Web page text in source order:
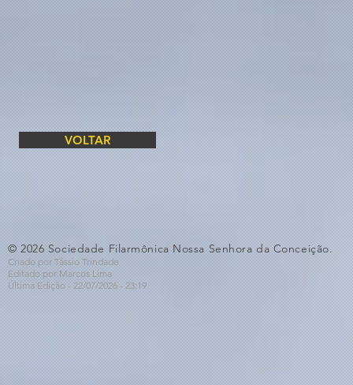
VOLTAR
© 2026 Sociedade Filarmônica Nossa Senhora da Conceição.
Criado por Tássio Trindade
Editado por Marcos Lima
Última Edição - 22/07/2026 - 23:19